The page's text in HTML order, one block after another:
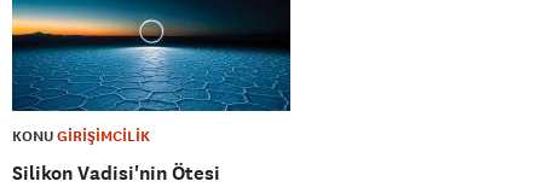
KONUGİRİŞİMCİLİK
Silikon Vadisi'nin Ötesi